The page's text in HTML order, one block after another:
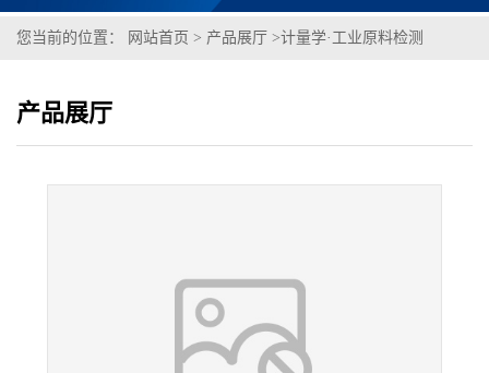
您当前的位置： 网站首页 > 产品展厅 >计量学·工业原料检测
份:C/Si/Mn/P/S/Cr/Ni/Mo/V/Cu/N/Al/Co)
产品展厅